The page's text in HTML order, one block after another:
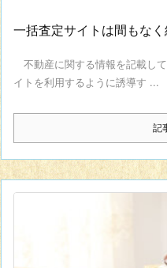
一括査定サイトは間もな
不動産に関する情報を記載し
イトを利用するように誘導す ...
記